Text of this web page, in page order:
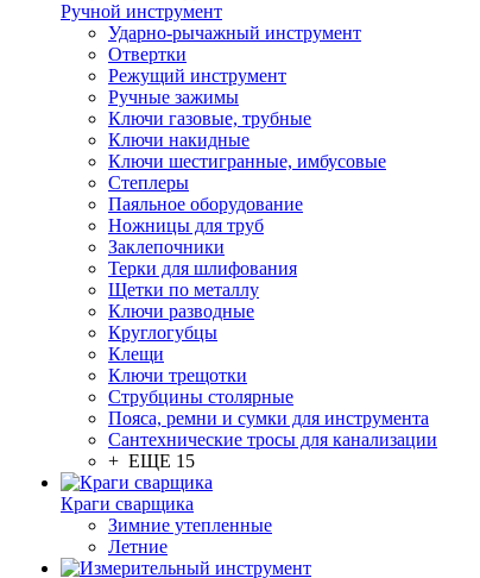
Ручной инструмент
Ударно-рычажный инструмент
Отвертки
Режущий инструмент
Ручные зажимы
Ключи газовые, трубные
Ключи накидные
Ключи шестигранные, имбусовые
Степлеры
Паяльное оборудование
Ножницы для труб
Заклепочники
Терки для шлифования
Щетки по металлу
Ключи разводные
Круглогубцы
Клещи
Ключи трещотки
Струбцины столярные
Пояса, ремни и сумки для инструмента
Сантехнические тросы для канализации
+ ЕЩЕ 15
Краги сварщика
Зимние утепленные
Летние